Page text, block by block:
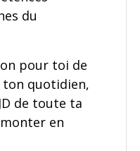
du
pour toi de
ton quotidien,
de toute ta
en